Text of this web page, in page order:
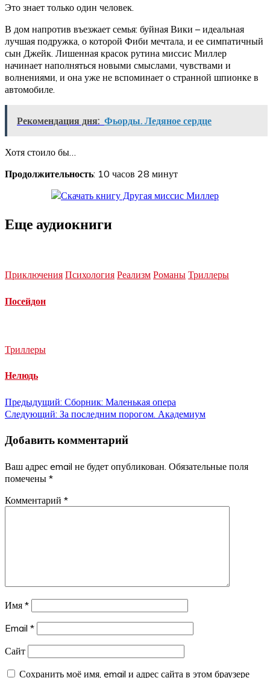
Это знает только один человек.
В дом напротив въезжает семья: буйная Вики – идеальная
лучшая подружка, о которой Фиби мечтала, и ее симпатичный
сын Джейк. Лишенная красок рутина миссис Миллер
начинает наполняться новыми смыслами, чувствами и
волнениями, и она уже не вспоминает о странной шпионке в
автомобиле.
Рекомендация дня: Фьорды. Ледяное сердце
Хотя стоило бы…
Продолжительность: 10 часов 28 минут
Еще аудиокниги
Приключения Психология Реализм Романы Триллеры
Посейдон
Триллеры
Нелюдь
Навигация
записям
Предыдущий: Сборник: Маленькая опера
Следующий: За последним порогом. Академиум
Добавить комментарий
Ваш адрес email не будет опубликован. Обязательные поля
помечены *
Комментарий *
Имя *
Email *
Сайт
Сохранить моё имя, email и адрес сайта в этом браузере